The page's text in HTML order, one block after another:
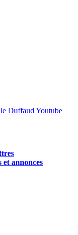
Duffaud Youtube
et annonces